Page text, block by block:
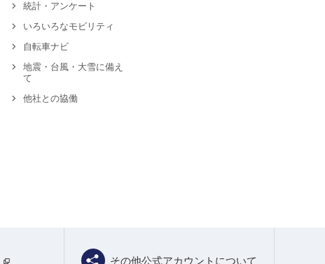
統計・アンケート
いろいろなモビリティ
自転車ナビ
地震・台風・大雪に備え
て
他社との協働
その他公式アカウントについて